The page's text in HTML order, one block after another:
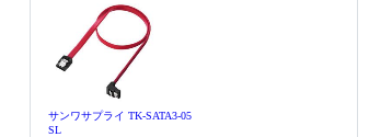
サンワサプライ TK-SATA3-05
SL